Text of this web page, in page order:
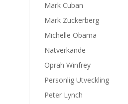
Mark Cuban
Mark Zuckerberg
Michelle Obama
Nätverkande
Oprah Winfrey
Personlig Utveckling
Peter Lynch